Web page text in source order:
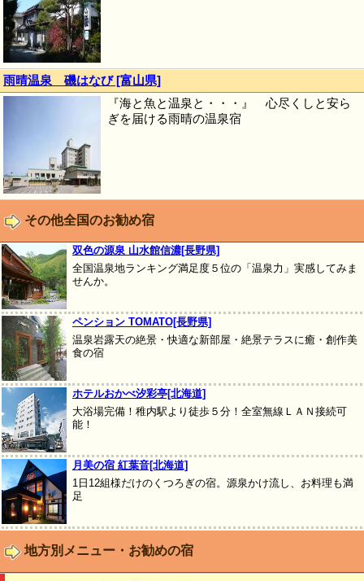
雨晴温泉 磯はなび [富山県]
『海と魚と温泉と・・・』 心尽くしと安ら
ぎを届ける雨晴の温泉宿
その他全国のお勧め宿
双色の源泉 山水館信濃[長野県]
全国温泉地ランキング満足度５位の「温泉力」実感してみま
せんか。
ペンション TOMATO[長野県]
温泉岩露天の絶景・快適な新部屋・絶景テラスに癒・創作美
食の宿
ホテルおかべ汐彩亭[北海道]
大浴場完備！稚内駅より徒歩５分！全室無線ＬＡＮ接続可
能！
月美の宿 紅葉音[北海道]
1日12組様だけのくつろぎの宿。源泉かけ流し、お料理も満
足
地方別メニュー・お勧めの宿